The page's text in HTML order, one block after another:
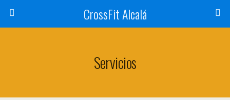
CrossFit Alcalá
Servicios